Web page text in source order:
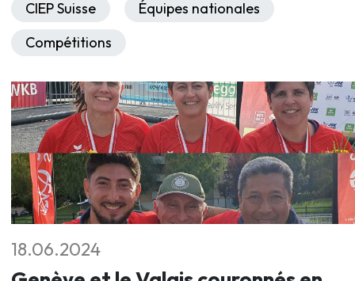
CIEP Suisse
Équipes nationales
Compétitions
18.06.2024